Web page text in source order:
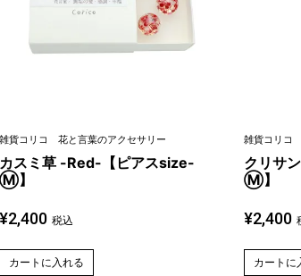
雑貨コリコ 花と言葉のアクセサリー
カスミ草 -Red-【ピアスsize-
Ⓜ】
¥2,400 税込
カートに入れる
雑貨コリコ
クリサ
Ⓜ】
¥2,400
カートに